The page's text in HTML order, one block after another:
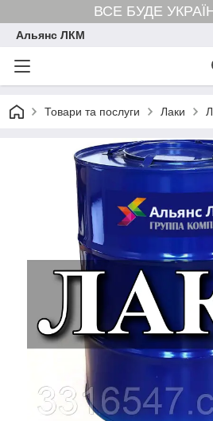
ВСЕ БУДЕ
Альянс ЛКМ
Товари та послуги Лаки